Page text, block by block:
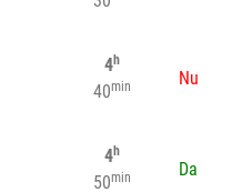
4h
40min Nu
4h
50min Da